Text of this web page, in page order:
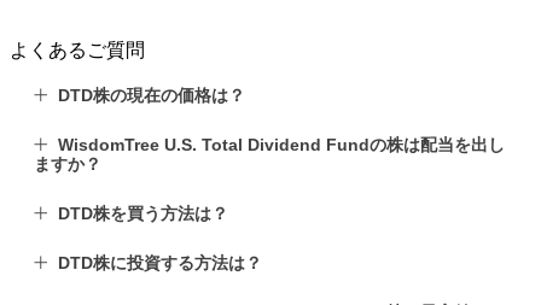
よくあるご質問
DTD株の現在の価格は？
WisdomTree U.S. Total Dividend Fundの株は配当を出し
ますか？
DTD株を買う方法は？
DTD株に投資する方法は？